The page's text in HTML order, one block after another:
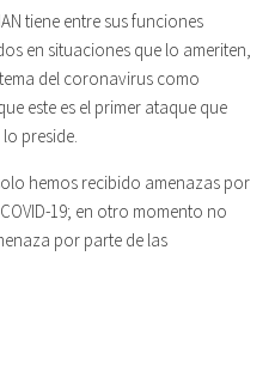
tiene entre sus funciones
en situaciones que lo ameriten,
del coronavirus como
este es el primer ataque que
preside.
hemos recibido amenazas por
19; en otro momento no
por parte de las